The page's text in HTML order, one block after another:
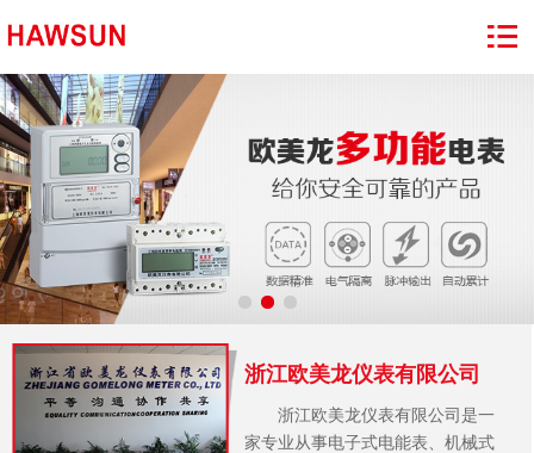
浙江欧美龙仪表有限公司
浙江欧美龙仪表有限公司是一
家专业从事电子式电能表、机械式